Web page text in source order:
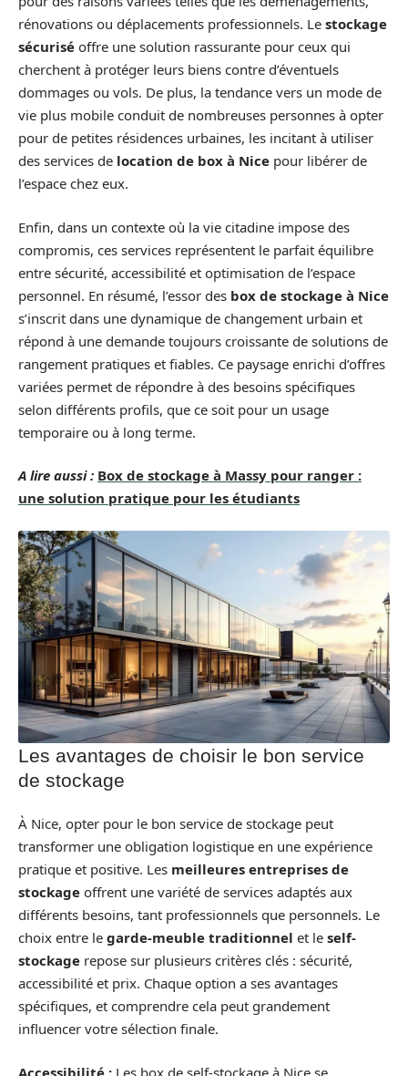
rénovations ou déplacements professionnels. Le stockage
sécurisé offre une solution rassurante pour ceux qui
cherchent à protéger leurs biens contre d’éventuels
dommages ou vols. De plus, la tendance vers un mode de
vie plus mobile conduit de nombreuses personnes à opter
pour de petites résidences urbaines, les incitant à utiliser
des services de location de box à Nice pour libérer de
l’espace chez eux.
Enfin, dans un contexte où la vie citadine impose des
compromis, ces services représentent le parfait équilibre
entre sécurité, accessibilité et optimisation de l’espace
personnel. En résumé, l’essor des box de stockage à Nice
s’inscrit dans une dynamique de changement urbain et
répond à une demande toujours croissante de solutions de
rangement pratiques et fiables. Ce paysage enrichi d’offres
variées permet de répondre à des besoins spécifiques
selon différents profils, que ce soit pour un usage
temporaire ou à long terme.
A lire aussi : Box de stockage à Massy pour ranger :
une solution pratique pour les étudiants
Les avantages de choisir le bon service
de stockage
À Nice, opter pour le bon service de stockage peut
transformer une obligation logistique en une expérience
pratique et positive. Les meilleures entreprises de
stockage offrent une variété de services adaptés aux
différents besoins, tant professionnels que personnels. Le
choix entre le garde-meuble traditionnel et le self-
stockage repose sur plusieurs critères clés : sécurité,
accessibilité et prix. Chaque option a ses avantages
spécifiques, et comprendre cela peut grandement
influencer votre sélection finale.
Accessibilité : Les box de self-stockage à Nice se